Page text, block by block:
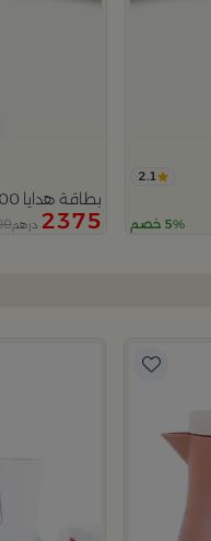
2.1
5% خصم
بطاقة هدايا 2500
2375 درهم